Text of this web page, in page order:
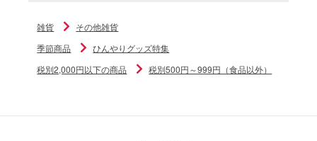
雑貨
その他雑貨
季節商品
ひんやりグッズ特集
税別2,000円以下の商品
税別500円～999円（食品以外）